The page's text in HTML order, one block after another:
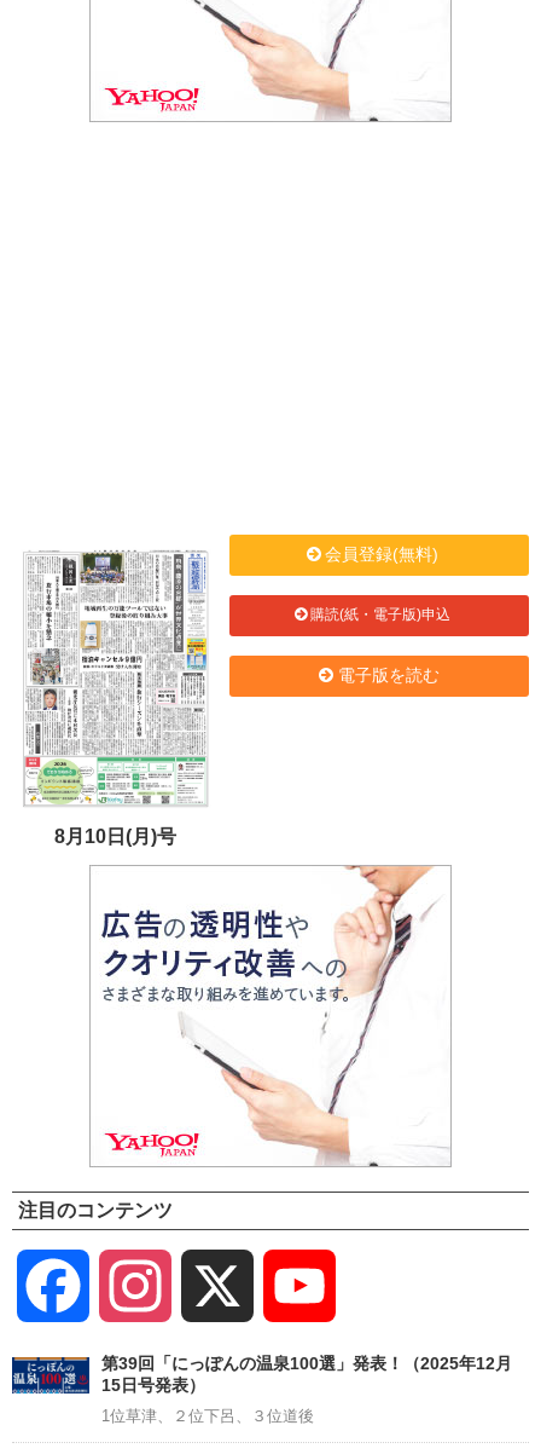
8月10日(月)号
会員登録(無料)
購読(紙・電子版)申込
電子版を読む
注目のコンテンツ
Facebook Instagram
Channel
第39回「にっぽんの温泉100選」発表！（2025年12月
15日号発表）
1位草津、２位下呂、３位道後